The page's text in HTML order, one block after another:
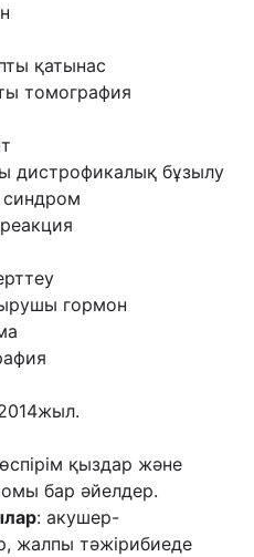
қатынас
томография
дистрофикалық бұзылу
синдром
гормон
қыздар және
бар әйелдер.
: акушер-
жалпы тәжірибиеде